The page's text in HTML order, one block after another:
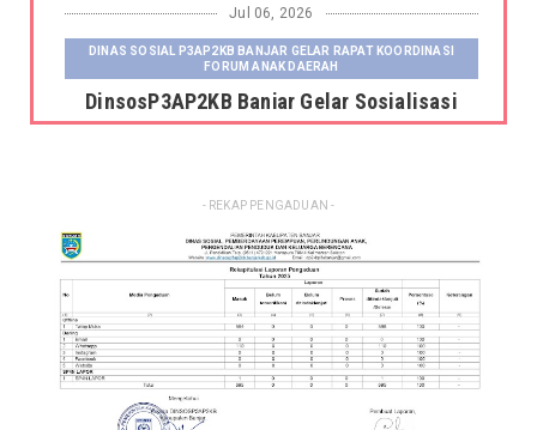
Jul 06, 2026
DINAS SOSIAL P3AP2KB BANJAR GELAR RAPAT KOORDINASI
FORUM ANAK DAERAH
DinsosP3AP2KB Banjar Gelar Sosialisasi
Pemutakhiran dan Pemb...
FORUM ANAK DAERAH
Kepala Dinas Sosial P3AP2KB Kabupaten
Banjar Serahkan Fasili...
Jun 23, 2026
DINSOS P3AP2KB BANJAR GELAR RAKOR SISTEM INFORMASI
KELUARGA TAHUN 2026
Dinsos P3AP2KB Banjar Gelar Rakor Sistem
Informasi Keluarga ...
- REKAP PENGADUAN -